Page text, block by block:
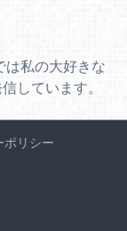
は私の大好きな
しています。
ポリシー